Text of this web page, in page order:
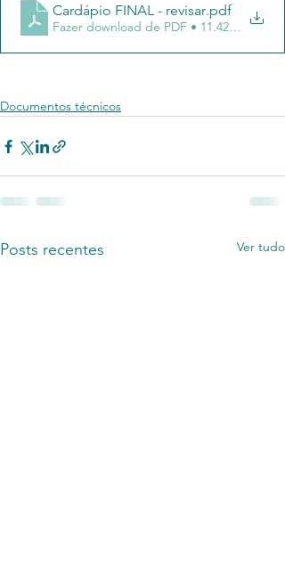
Cardápio FINAL - revisar.pdf
Fazer download de PDF • 11.42MB
Documentos técnicos
Posts recentes Ver tudo